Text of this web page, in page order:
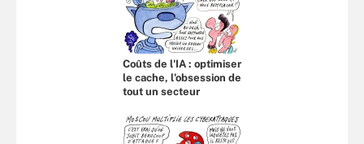
Coûts de l'IA : optimiser
le cache, l’obsession de
tout un secteur